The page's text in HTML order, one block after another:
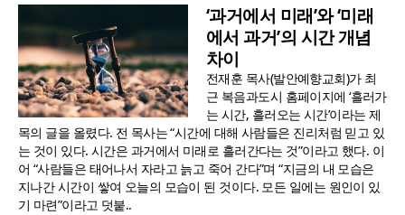
‘과거에서 미래’와 ‘미래
에서 과거’의 시간 개념
차이
전재훈 목사(발안예향교회)가 최
근 복음과도시 홈페이지에 ‘흘러가
는 시간, 흘러오는 시간’이라는 제
목의 글을 올렸다. 전 목사는 “시간에 대해 사람들은 진리처럼 믿고 있
는 것이 있다. 시간은 과거에서 미래로 흘러간다는 것”이라고 했다. 이
어 “사람들은 태어나서 자라고 늙고 죽어 간다”며 “지금의 내 모습은
지나간 시간이 쌓여 오늘의 모습이 된 것이다. 모든 일에는 원인이 있
기 마련”이라고 덧붙..